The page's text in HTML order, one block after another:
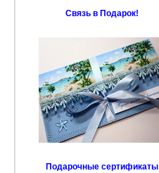
Связь в Подарок!
Подарочные сертификаты